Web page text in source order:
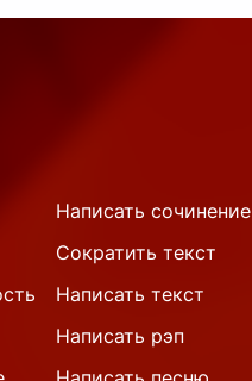
Написать сочинение
Сократить текст
Написать текст
Написать рэп